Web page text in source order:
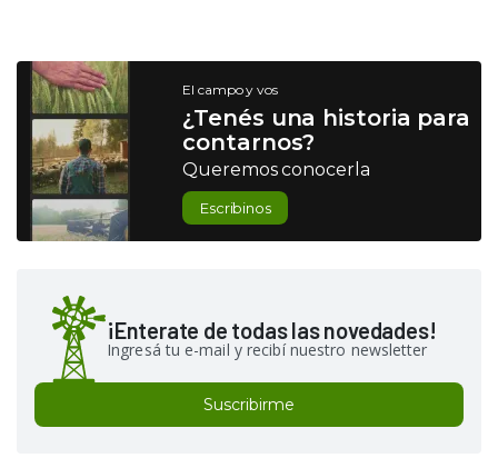
El campo y vos
¿Tenés una historia para
contarnos?
Queremos conocerla
Escribinos
¡Enterate de todas las novedades!
Ingresá tu e-mail y recibí nuestro newsletter
Suscribirme